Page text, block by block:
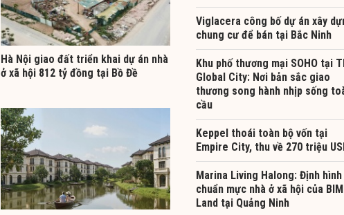
Hà Nội giao đất triển khai dự án nhà
ở xã hội 812 tỷ đồng tại Bồ Đề
Viglacera công bố dự án xây
chung cư để bán tại Bắc Ninh
Khu phố thương mại SOHO tại
Global City: Nơi bản sắc giao
thương song hành nhịp sống
cầu
Keppel thoái toàn bộ vốn tại
Empire City, thu về 270 triệu
Marina Living Halong: Định hình
chuẩn mực nhà ở xã hội của BIM
Land tại Quảng Ninh